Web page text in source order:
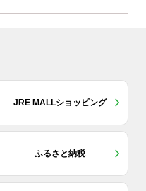
JRE MALLショッピング
ふるさと納税